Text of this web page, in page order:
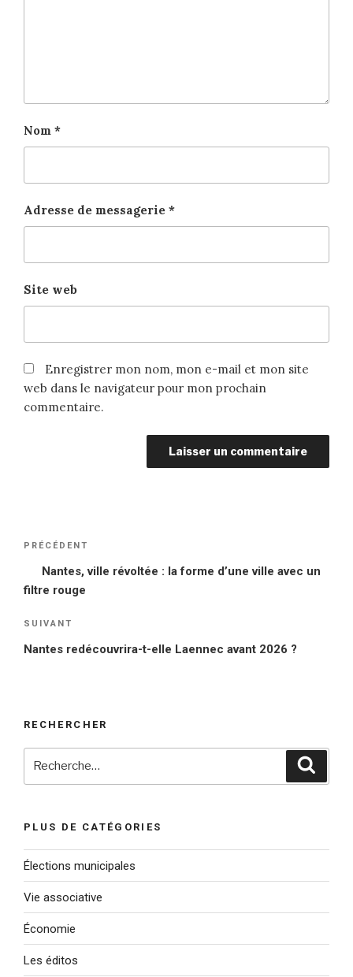
Nom *
Adresse de messagerie *
Site web
Enregistrer mon nom, mon e-mail et mon site
web dans le navigateur pour mon prochain
commentaire.
Navigation
l’article
Article
précédent
PRÉCÉDENT
Nantes, ville révoltée : la forme d’une ville avec un
filtre rouge
Article
suivant
SUIVANT
Nantes redécouvrira-t-elle Laennec avant 2026 ?
RECHERCHER
PLUS DE CATÉGORIES
Élections municipales
Vie associative
Économie
Les éditos